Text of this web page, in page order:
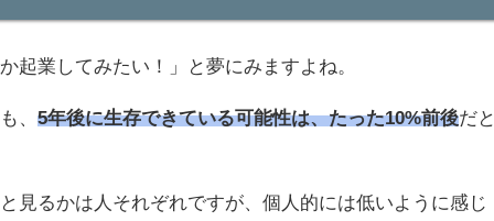
起業してみたい！」と夢にみますよね。
、5年後に生存できている可能性は、たった10%前後だ
見るかは人それぞれですが、個人的には低いように感じ